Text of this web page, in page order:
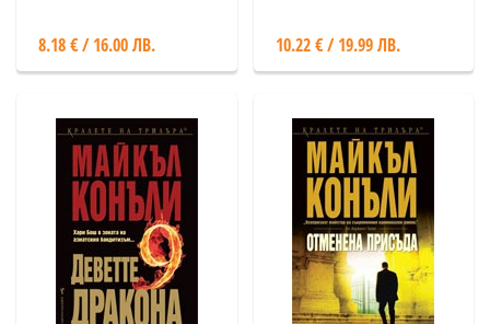
8.18 € / 16.00 ЛВ. 10.22 € / 19.99 ЛВ.